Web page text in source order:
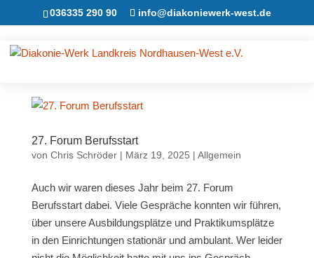
036335 290 90 info@diakoniewerk-west.de
27. Forum Berufsstart
von Chris Schröder| März 19, 2025 | Allgemein
Auch wir waren dieses Jahr beim 27. Forum
Berufsstart dabei. Viele Gespräche konnten wir führen,
über unsere Ausbildungsplätze und Praktikumsplätze
in den Einrichtungen stationär und ambulant. Wer leider